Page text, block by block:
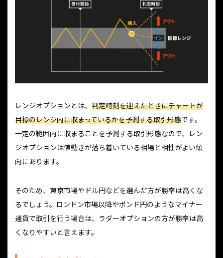
レンジオプションとは、 判定時刻を迎えたときにチャートが
目標のレンジ内に収まっているかを予測する取引形態です。
一定の範囲内に収まることを予測する取引形態なので、レン
ジオプションは値動きが落ち着いている相場と相性がよい傾
向にあります。
そのため、東京市場やドル円などを選んだ方が勝率は高くな
るでしょう。ロンドン市場以降やポンド円のようなマイナー
通貨で取引を行う場合は、ラダーオプションの方が勝率は高
くなりやすいと言えます。